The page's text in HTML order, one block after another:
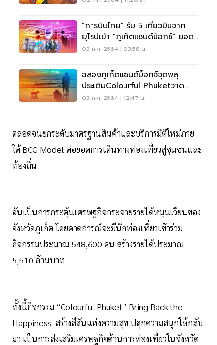
"การบินไทย" รับ 5 เที่ยวบินจาก
ยุโรปเข้า "ภูเก็ตแซนด์บ็อกซ์" ยอด
1.3 พันคน
03 ก.ค. 2564 | 03:58 น.
ฉลองภูเก็ตแซนด์บ็อกซ์จุดพลุ
ประเดิมColourful Phuketวาด
สีสันหาดป่าตอง
03 ก.ค. 2564 | 12:47 น.
ตลอดจนยกระดับมาตรฐานสินค้าและบริการมิติใหม่ภาย
ใต้ BCG Model ต่อยอดการเดินทางท่องเที่ยวสู่ชุมชนและ
ท้องถิ่น
อันเป็นการกระตุ้นเศรษฐกิจกระจายรายได้หมุนเวียนของ
จังหวัดภูเก็ต โดยคาดการณ์จะมีนักท่องเที่ยวเข้าร่วม
กิจกรรมประมาณ 548,600 คน สร้างรายได้ประมาณ
5,510 ล้านบาท
ทั้งนี้กิจกรรม “Colourful Phuket” Bring Back the
Happiness สร้างสีสันแห่งความสุข ปลุกความสนุกให้กลับ
มา เป็นการส่งเสริมเศรษฐกิจด้านการท่องเที่ยวในจังหวัด